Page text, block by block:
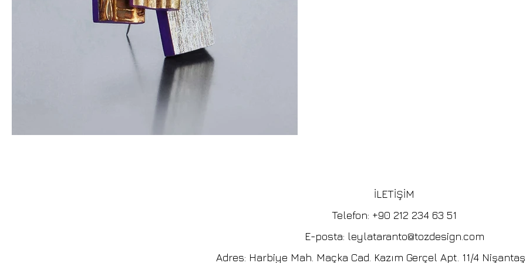
İLETİŞİM
Telefon: +90 212 234 63 51
E-posta: leylataranto@tozdesign.com
Adres: Harbiye Mah. Maçka Cad. Kazım Gerçel Apt. 11/4